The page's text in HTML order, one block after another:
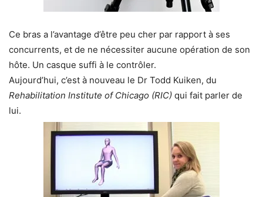
Ce bras a l’avantage d’être peu cher par rapport à ses
concurrents, et de ne nécessiter aucune opération de son
hôte. Un casque suffi à le contrôler.
Aujourd’hui, c’est à nouveau le Dr Todd Kuiken, du
Rehabilitation Institute of Chicago (RIC) qui fait parler de
lui.